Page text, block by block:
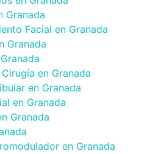
Granada
Facial en Granada
Granada
en Granada
en Granada
en Granada
Granada
en Granada